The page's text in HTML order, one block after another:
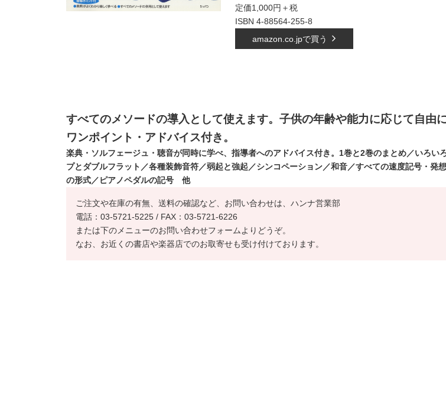
定価1,000円＋税
ISBN 4-88564-255-8
amazon.co.jpで買う
すべてのメソードの導入として使えます。子供の年齢や能力に応じて自由
ワンポイント・アドバイス付き。
楽典・ソルフェージュ・聴音が同時に学べ、指導者へのアドバイス付き。1巻と2巻のまとめ／いろい
プとダブルフラット／各種装飾音符／弱起と強起／シンコペーション／和音／すべての速度記号・発
の形式／ピアノペダルの記号 他
ご注文や在庫の有無、送料の確認など、お問い合わせは、ハンナ営業部
電話：03-5721-5225 / FAX：03-5721-6226
または下のメニューのお問い合わせフォームよりどうぞ。
なお、お近くの書店や楽器店でのお取寄せも受け付けております。